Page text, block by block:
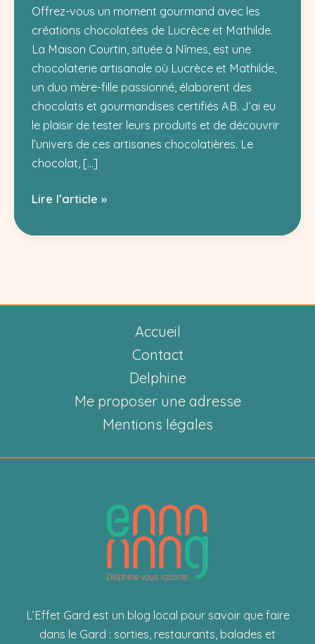
Offrez-vous un moment gourmand avec les
créations chocolatées de Lucrèce et Mathilde.
La Maison Courtin, située à Nîmes, est une
chocolaterie artisanale où Lucrèce et Mathilde,
un duo mère-fille passionné, élaborent des
chocolats et gourmandises certifiés AB. J’ai eu
le plaisir de tester leurs produits et de découvrir
l’univers de ces artisanes chocolatières. Le
chocolat, […]
Maison
Nîmes
Lire l’article »
Accueil
Contact
Delphine
Me proposer une adresse
Mentions légales
L’Effet Gard est un blog local pour savoir que faire
dans le Gard : sorties, restaurants, balades et